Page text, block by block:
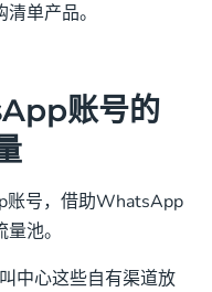
单产品。
账号的
账号，借助WhatsApp
池。
中心这些自有渠道放